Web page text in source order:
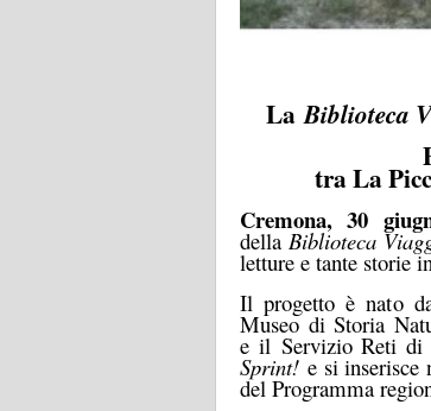
LaBiblioteca
tra La
Cremona, 30
della Biblioteca
letture e tante storie
Il progetto è nato
Museo di Storia
e il Servizio Reti di
Sprint! e si inserisce
del Programma